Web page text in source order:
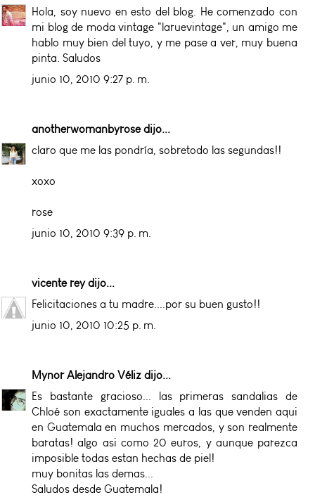
Hola, soy nuevo en esto del blog. He comenzado con
mi blog de moda vintage "laruevintage", un amigo me
hablo muy bien del tuyo, y me pase a ver, muy buena
pinta. Saludos
junio 10, 2010 9:27 p. m.
anotherwomanbyrosedijo...
claro que me las pondría, sobretodo las segundas!!
xoxo
rose
junio 10, 2010 9:39 p. m.
vicente reydijo...
Felicitaciones a tu madre....por su buen gusto!!
junio 10, 2010 10:25 p. m.
Mynor Alejandro Véliz dijo...
Es bastante gracioso... las primeras sandalias de
Chloé son exactamente iguales a las que venden aqui
en Guatemala en muchos mercados, y son realmente
baratas! algo asi como 20 euros, y aunque parezca
imposible todas estan hechas de piel!
muy bonitas las demas...
Saludos desde Guatemala!